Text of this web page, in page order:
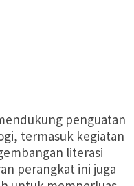
penguatan
termasuk kegiatan
literasi
perangkat ini juga